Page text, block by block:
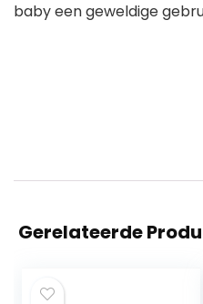
baby een geweldige
Gerelateerde